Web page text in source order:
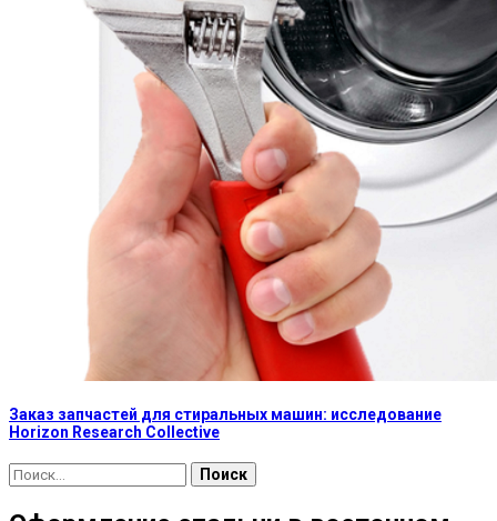
Заказ запчастей для стиральных машин: исследование
Horizon Research Collective
Найти: